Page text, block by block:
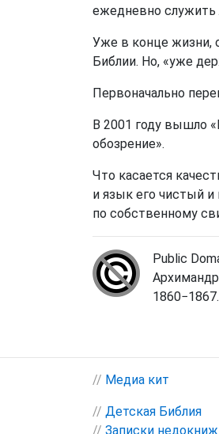
ежедневно служить
Уже в конце жизни,
Библии. Но, «уже
Первоначально
В 2001 году вышло
обозрение».
Что касается
и язык его чистый и
по собственному
Public
1860−1867.
// Медиа кит
// Детская Библия
// Записки